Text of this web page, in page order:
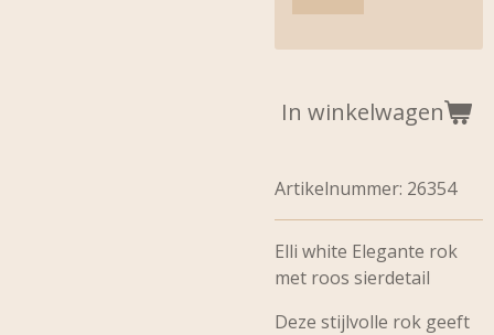
In winkelwagen
Artikelnummer: 26354
Elli white Elegante rok
met roos sierdetail
Deze stijlvolle rok geeft